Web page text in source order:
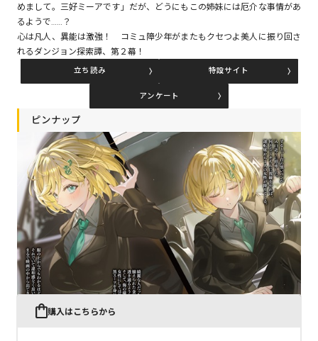
コミックエッセイ
閉じる
めまして。三好ミーアです」だが、どうにもこの姉妹には厄介な事情があ
るようで……？
心は凡人、異能は激強！ コミュ障少年がまたもクセつよ美人に振り回さ
れるダンジョン探索譚、第２幕！
立ち読み 特設サイト
アンケート
ピンナップ
購入はこちらから